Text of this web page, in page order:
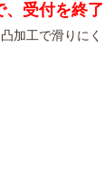
受付を終
加工で滑りにく